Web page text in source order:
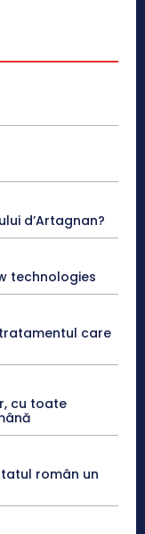
d’Artagnan?
technologies
care
cu toate
român un